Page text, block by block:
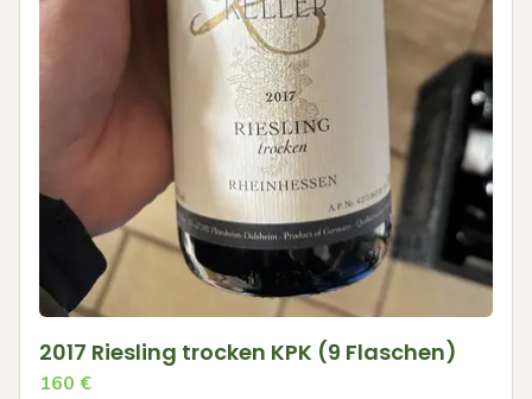
2017 Riesling trocken KPK (9 Flaschen)
160 €